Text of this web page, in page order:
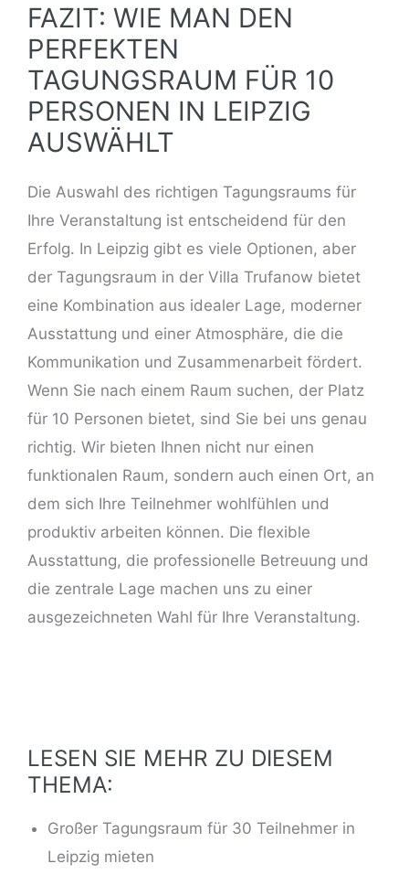
FAZIT: WIE MAN DEN
PERFEKTEN
TAGUNGSRAUM FÜR 10
PERSONEN IN LEIPZIG
AUSWÄHLT
Die Auswahl des richtigen Tagungsraums für
Ihre Veranstaltung ist entscheidend für den
Erfolg. In Leipzig gibt es viele Optionen, aber
der Tagungsraum in der Villa Trufanow bietet
eine Kombination aus idealer Lage, moderner
Ausstattung und einer Atmosphäre, die die
Kommunikation und Zusammenarbeit fördert.
Wenn Sie nach einem Raum suchen, der Platz
für 10 Personen bietet, sind Sie bei uns genau
richtig. Wir bieten Ihnen nicht nur einen
funktionalen Raum, sondern auch einen Ort, an
dem sich Ihre Teilnehmer wohlfühlen und
produktiv arbeiten können. Die flexible
Ausstattung, die professionelle Betreuung und
die zentrale Lage machen uns zu einer
ausgezeichneten Wahl für Ihre Veranstaltung.
LESEN SIE MEHR ZU DIESEM
THEMA:
Großer Tagungsraum für 30 Teilnehmer in
Leipzig mieten